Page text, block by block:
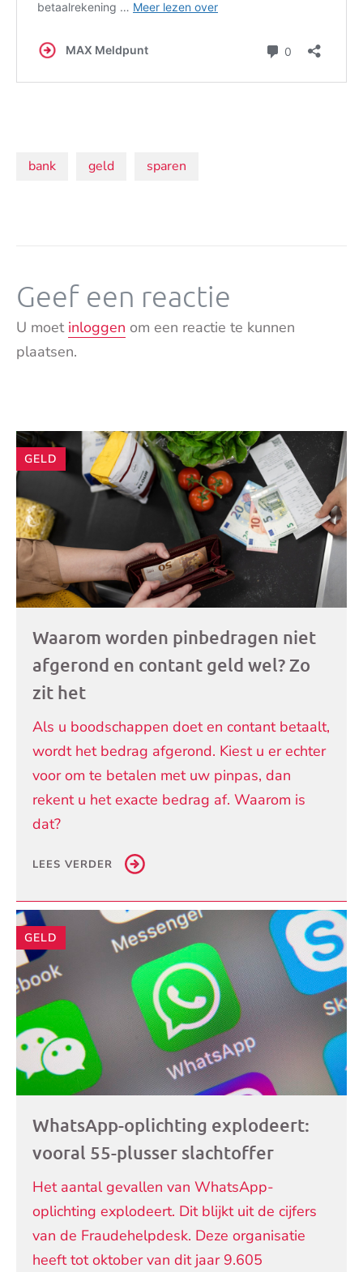
Onderwerpen:
bank geld sparen
Geef een reactie
U moet inloggen om een reactie te kunnen
plaatsen.
Andere
artikelen
GELD
Waarom worden pinbedragen niet
afgerond en contant geld wel? Zo
zit het
Als u boodschappen doet en contant betaalt,
wordt het bedrag afgerond. Kiest u er echter
voor om te betalen met uw pinpas, dan
rekent u het exacte bedrag af. Waarom is
dat?
LEES VERDER
GELD
WhatsApp-oplichting explodeert:
vooral 55-plusser slachtoffer
Het aantal gevallen van WhatsApp-
oplichting explodeert. Dit blijkt uit de cijfers
van de Fraudehelpdesk. Deze organisatie
heeft tot oktober van dit jaar 9.605